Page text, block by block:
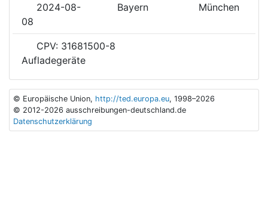
2024-08-
08
Bayern München
CPV: 31681500-8
Aufladegeräte
© Europäische Union, http://ted.europa.eu, 1998–2026
© 2012-2026 ausschreibungen-deutschland.de
Datenschutzerklärung